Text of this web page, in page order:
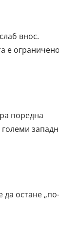
внос.
е
поредна
остане „по-